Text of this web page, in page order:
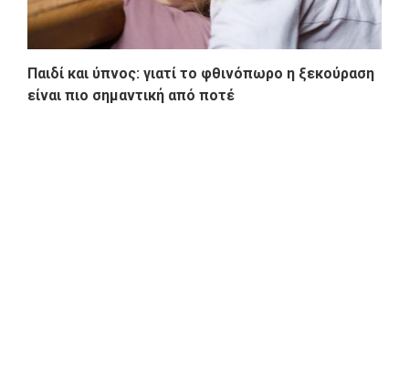
Παιδί και ύπνος: γιατί το φθινόπωρο η ξεκούραση
είναι πιο σημαντική από ποτέ